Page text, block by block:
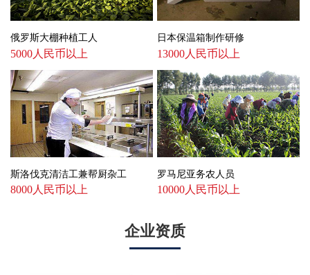
俄罗斯大棚种植工人
5000人民币以上
日本保温箱制作研修
13000人民币以上
斯洛伐克清洁工兼帮厨杂工
8000人民币以上
罗马尼亚务农人员
10000人民币以上
企业资质